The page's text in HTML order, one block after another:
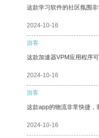
这款学习软件的社区氛围
2024-10-16
游客
这款加速器VPM应用程序
2024-10-16
游客
这款app的物流非常快捷，
2024-10-16